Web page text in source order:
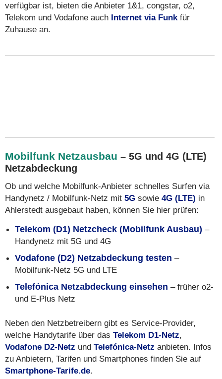
verfügbar ist, bieten die Anbieter 1&1, congstar, o2,
Telekom und Vodafone auch Internet via Funkfür
Zuhause an.
Mobilfunk Netzausbau – 5G und 4G (LTE)
Netzabdeckung
Ob und welche Mobilfunk-Anbieter schnelles Surfen via
Handynetz / Mobilfunk-Netz mit 5G sowie 4G (LTE) in
Ahlerstedt ausgebaut haben, können Sie hier prüfen:
Telekom (D1) Netzcheck (Mobilfunk Ausbau) –
Handynetz mit 5G und 4G
Vodafone (D2) Netzabdeckung testen –
Mobilfunk-Netz 5G und LTE
Telefónica Netzabdeckung einsehen – früher o2-
und E-Plus Netz
Neben den Netzbetreibern gibt es Service-Provider,
welche Handytarife über das Telekom D1-Netz,
Vodafone D2-Netz und Telefónica-Netz anbieten. Infos
zu Anbietern, Tarifen und Smartphones finden Sie auf
Smartphone-Tarife.de.